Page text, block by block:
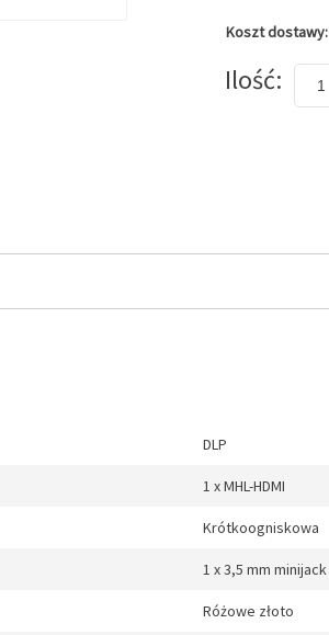
Koszt dostawy:
Ilość
DLP
1 x MHL-HDMI
Krótkoogniskowa
1 x 3,5 mm minijack
Różowe złoto